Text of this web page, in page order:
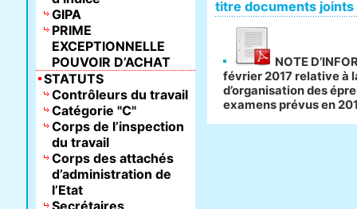
titre documents joints
NOTE
février 2017 relative à
d’organisation des
examens prévus en
GIPA
PRIME
EXCEPTIONNELLE
POUVOIR D’ACHAT
STATUTS
Contrôleurs du travail
Catégorie "C"
Corps de l’inspection
du travail
Corps des attachés
d’administration de
l’Etat
Secrétaires